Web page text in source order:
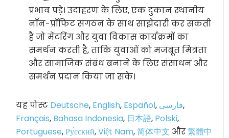
प्रभाव पड़े। उदाहरण के लिए, एक दुकान स्थानीय
नॉन-प्रॉफिट संगठन के साथ साझेदारी कर सकती
है जो मेंटरिंग और युवा विकास कार्यक्रमों का
समर्थन करती है, ताकि युवाओं को मजबूत मित्रता
और सामाजिक संबंध बनाने के लिए संसाधन और
समर्थन प्रदान किया जा सके।
यह पोस्ट Deutsche, English, Español, فارسی,
Français, Bahasa Indonesia, 日本語, Polski,
Portuguese,Ру́сский,Việt Nam,简体中文 और繁體中